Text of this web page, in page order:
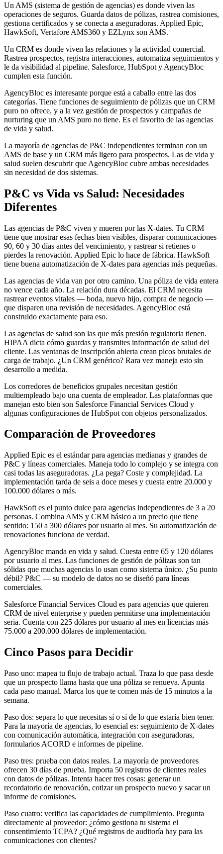
Un AMS (sistema de gestión de agencias) es donde viven las
operaciones de seguros. Guarda datos de pólizas, rastrea comisiones,
gestiona certificados y se conecta a aseguradoras. Applied Epic,
HawkSoft, Vertafore AMS360 y EZLynx son AMS.
Un CRM es donde viven las relaciones y la actividad comercial.
Rastrea prospectos, registra interacciones, automatiza seguimientos y
le da visibilidad al pipeline. Salesforce, HubSpot y AgencyBloc
cumplen esta función.
AgencyBloc es interesante porque está a caballo entre las dos
categorías. Tiene funciones de seguimiento de pólizas que un CRM
puro no ofrece, y a la vez gestión de prospectos y campañas de
nurturing que un AMS puro no tiene. Es el favorito de las agencias
de vida y salud.
La mayoría de agencias de P&C independientes terminan con un
AMS de base y un CRM más ligero para prospectos. Las de vida y
salud suelen descubrir que AgencyBloc cubre ambas necesidades
sin necesidad de dos sistemas.
P&C vs Vida vs Salud: Necesidades
Diferentes
Las agencias de P&C viven y mueren por las X-dates. Tu CRM
tiene que mostrar esas fechas bien visibles, disparar comunicaciones
90, 60 y 30 días antes del vencimiento, y rastrear si retienes o
pierdes la renovación. Applied Epic lo hace de fábrica. HawkSoft
tiene buena automatización de X-dates para agencias más pequeñas.
Las agencias de vida van por otro camino. Una póliza de vida entera
no vence cada año. La relación dura décadas. El CRM necesita
rastrear eventos vitales — boda, nuevo hijo, compra de negocio —
que disparen una revisión de necesidades. AgencyBloc está
construido exactamente para eso.
Las agencias de salud son las que más presión regulatoria tienen.
HIPAA dicta cómo guardas y transmites información de salud del
cliente. Las ventanas de inscripción abierta crean picos brutales de
carga de trabajo. ¿Un CRM genérico? Rara vez maneja esto sin
desarrollo a medida.
Los corredores de beneficios grupales necesitan gestión
multiempleado bajo una cuenta de empleador. Las plataformas que
manejan esto bien son Salesforce Financial Services Cloud y
algunas configuraciones de HubSpot con objetos personalizados.
Comparación de Proveedores
Applied Epic es el estándar para agencias medianas y grandes de
P&C y líneas comerciales. Maneja todo lo complejo y se integra con
casi todas las aseguradoras. ¿La pega? Coste y complejidad. La
implementación tarda de seis a doce meses y cuesta entre 20.000 y
100.000 dólares o más.
HawkSoft es el punto dulce para agencias independientes de 3 a 20
personas. Combina AMS y CRM básico a un precio que tiene
sentido: 150 a 300 dólares por usuario al mes. Su automatización de
renovaciones funciona de verdad.
AgencyBloc manda en vida y salud. Cuesta entre 65 y 120 dólares
por usuario al mes. Las funciones de gestión de pólizas son tan
sólidas que muchas agencias lo usan como sistema único. ¿Su punto
débil? P&C — su modelo de datos no se diseñó para líneas
comerciales.
Salesforce Financial Services Cloud es para agencias que quieren
CRM de nivel enterprise y pueden permitirse una implementación
seria. Cuenta con 225 dólares por usuario al mes en licencias más
75.000 a 200.000 dólares de implementación.
Cinco Pasos para Decidir
Paso uno: mapea tu flujo de trabajo actual. Traza lo que pasa desde
que un prospecto llama hasta que una póliza se renueva. Apunta
cada paso manual. Marca los que te comen más de 15 minutos a la
semana.
Paso dos: separa lo que necesitas sí o sí de lo que estaría bien tener.
Para la mayoría de agencias, lo esencial es: seguimiento de X-dates
con comunicación automática, integración con aseguradoras,
formularios ACORD e informes de pipeline.
Paso tres: prueba con datos reales. La mayoría de proveedores
ofrecen 30 días de prueba. Importa 50 registros de clientes reales
con datos de pólizas. Intenta hacer tres cosas: generar un
recordatorio de renovación, cotizar un prospecto nuevo y sacar un
informe de comisiones.
Paso cuatro: verifica las capacidades de cumplimiento. Pregunta
directamente al proveedor: ¿cómo gestiona tu sistema el
consentimiento TCPA? ¿Qué registros de auditoría hay para las
comunicaciones con clientes?